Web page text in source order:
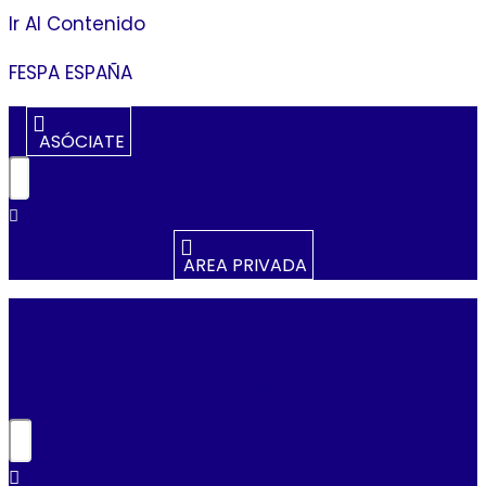
Ir Al Contenido
FESPA ESPAÑA
ASÓCIATE
AREA PRIVADA